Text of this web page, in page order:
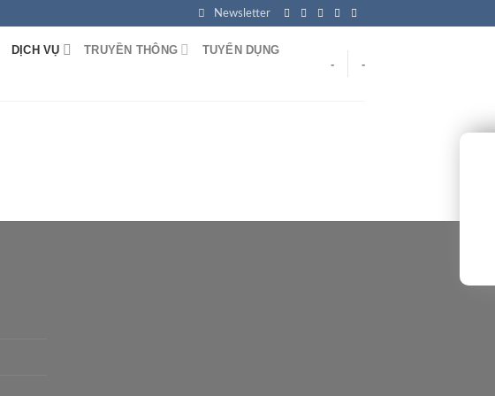
Newsletter
DỊCH VỤ TRUYỀN THÔNG TUYỂN DỤNG
- -